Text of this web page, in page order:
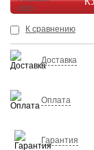
К сравнению
Доставка
Оплата
Гарантия